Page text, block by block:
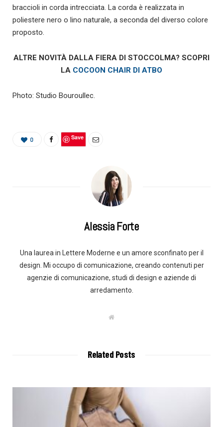
braccioli in corda intrecciata. La corda è realizzata in
poliestere nero o lino naturale, a seconda del diverso colore
proposto.
ALTRE NOVITÀ DALLA FIERA DI STOCCOLMA? SCOPRI
LA COCOON CHAIR DI ATBO
Photo: Studio Bouroullec.
0 Save
Alessia Forte
Una laurea in Lettere Moderne e un amore sconfinato per il
design. Mi occupo di comunicazione, creando contenuti per
agenzie di comunicazione, studi di design e aziende di
arredamento.
W
Related Posts